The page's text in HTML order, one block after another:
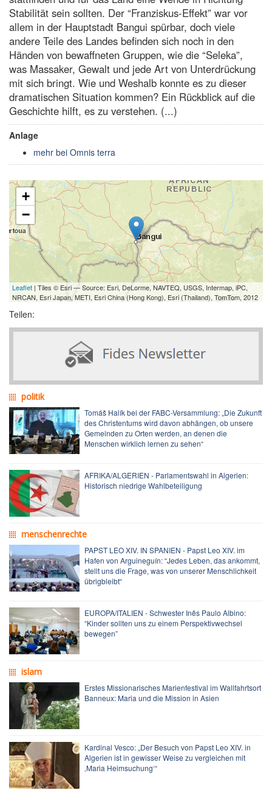
Stabilität sein sollten. Der “Franziskus-Effekt” war vor
allem in der Hauptstadt Bangui spürbar, doch viele
andere Teile des Landes befinden sich noch in den
Händen von bewaffneten Gruppen, wie die “Seleka”,
was Massaker, Gewalt und jede Art von Unterdrückung
mit sich bringt. Wie und Weshalb konnte es zu dieser
dramatischen Situation kommen? Ein Rückblick auf die
Geschichte hilft, es zu verstehen. (...)
Anlage
mehr bei Omnis terra
+
−
Leaflet | Tiles © Esri — Source: Esri, DeLorme, NAVTEQ, USGS, Intermap, iPC,
NRCAN, Esri Japan, METI, Esri China (Hong Kong), Esri (Thailand), TomTom, 2012
Teilen:
politik
Tomáš Halík bei der FABC-Versammlung: „Die Zukunft
des Christentums wird davon abhängen, ob unsere
Gemeinden zu Orten werden, an denen die
Menschen wirklich lernen zu sehen“
AFRIKA/ALGERIEN - Parlamentswahl in Algerien:
Historisch niedrige Wahlbeteiligung
menschenrechte
PAPST LEO XIV. IN SPANIEN - Papst Leo XIV. im
Hafen von Arguineguín: “Jedes Leben, das ankommt,
stellt uns die Frage, was von unserer Menschlichkeit
übrigbleibt“
EUROPA/ITALIEN - Schwester Inês Paulo Albino:
“Kinder sollten uns zu einem Perspektivwechsel
bewegen”
islam
Erstes Missionarisches Marienfestival im Wallfahrtsort
Banneux: Maria und die Mission in Asien
Kardinal Vesco: „Der Besuch von Papst Leo XIV. in
Algerien ist in gewisser Weise zu vergleichen mit
‚Maria Heimsuchung‘“